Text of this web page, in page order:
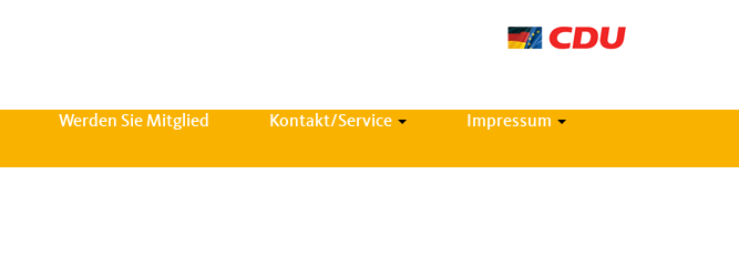
Werden Sie Mitglied Kontakt/Service Impressum